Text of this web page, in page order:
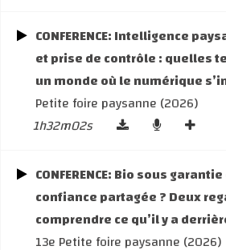
CONFERENCE: Intelligence
et prise de contrôle : quelles
un monde où le numérique
Petite foire paysanne (2026)
1h32m02s
CONFERENCE: Bio sous
confiance partagée ? Deux
comprendre ce qu’il y a
13e Petite foire paysanne (2026)